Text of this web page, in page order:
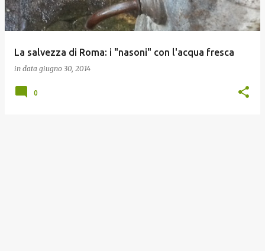
La salvezza di Roma: i "nasoni" con l'acqua fresca
in data giugno 30, 2014
0